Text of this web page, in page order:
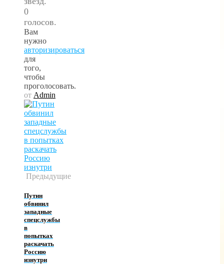
0
голосов.
Вам
нужно
авторизироваться
для
того,
чтобы
проголосовать.
от Admin
Предыдущие
Путин
обвинил
западные
спецслужбы
в
попытках
раскачать
Россию
изнутри